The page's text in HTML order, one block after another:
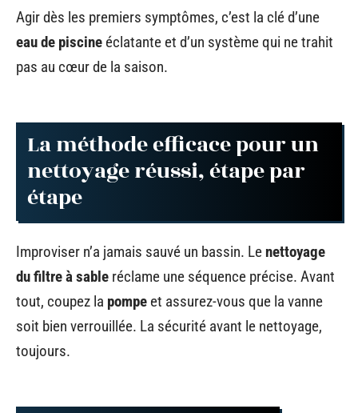
Agir dès les premiers symptômes, c’est la clé d’une
eau de piscine éclatante et d’un système qui ne trahit
pas au cœur de la saison.
La méthode efficace pour un
nettoyage réussi, étape par
étape
Improviser n’a jamais sauvé un bassin. Le nettoyage
du filtre à sable réclame une séquence précise. Avant
tout, coupez la pompe et assurez-vous que la vanne
soit bien verrouillée. La sécurité avant le nettoyage,
toujours.